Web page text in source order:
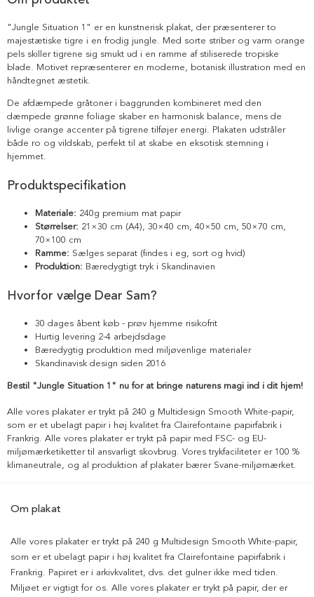
"Jungle Situation 1" er en kunstnerisk plakat, der præsenterer to
majestætiske tigre i en frodig jungle. Med sorte striber og varm orange
pels skiller tigrene sig smukt ud i en ramme af stiliserede tropiske
blade. Motivet repræsenterer en moderne, botanisk illustration med en
håndtegnet æstetik.
De afdæmpede gråtoner i baggrunden kombineret med den
dæmpede grønne foliage skaber en harmonisk balance, mens de
livlige orange accenter på tigrene tilføjer energi. Plakaten udstråler
både ro og vildskab, perfekt til at skabe en eksotisk stemning i
hjemmet.
Produktspecifikation
Materiale: 240g premium mat papir
Størrelser: 21×30 cm (A4), 30×40 cm, 40×50 cm, 50×70 cm,
70×100 cm
Ramme: Sælges separat (findes i eg, sort og hvid)
Produktion: Bæredygtigt tryk i Skandinavien
Hvorfor vælge Dear Sam?
30 dages åbent køb - prøv hjemme risikofrit
Hurtig levering 2-4 arbejdsdage
Bæredygtig produktion med miljøvenlige materialer
Skandinavisk design siden 2016
Bestil "Jungle Situation 1" nu for at bringe naturens magi ind i dit hjem!
Alle vores plakater er trykt på 240 g Multidesign Smooth White-papir,
som er et ubelagt papir i høj kvalitet fra Clairefontaine papirfabrik i
Frankrig. Alle vores plakater er trykt på papir med FSC- og EU-
miljømærketiketter til ansvarligt skovbrug. Vores trykfaciliteter er 100 %
klimaneutrale, og al produktion af plakater bærer Svane-miljømærket.
Om plakat
Alle vores plakater er trykt på 240 g Multidesign Smooth White-papir,
som er et ubelagt papir i høj kvalitet fra Clairefontaine papirfabrik i
Frankrig. Papiret er i arkivkvalitet, dvs. det gulner ikke med tiden.
Miljøet er vigtigt for os. Alle vores plakater er trykt på papir, der er